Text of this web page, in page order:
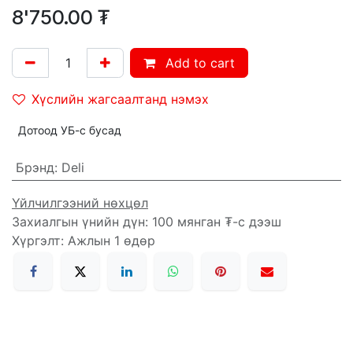
8'750.00 ₮
Add to cart
Хүслийн жагсаалтанд нэмэх
Дотоод УБ-с бусад
Брэнд: Deli
Үйлчилгээний нөхцөл
Захиалгын үнийн дүн: 100 мянган ₮-с дээш
Хүргэлт: Ажлын 1 өдөр